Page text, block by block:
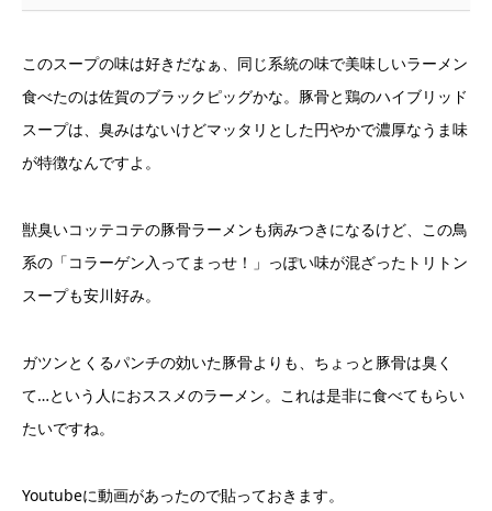
このスープの味は好きだなぁ、同じ系統の味で美味しいラーメン
食べたのは佐賀のブラックピッグかな。豚骨と鶏のハイブリッド
スープは、臭みはないけどマッタリとした円やかで濃厚なうま味
が特徴なんですよ。
獣臭いコッテコテの豚骨ラーメンも病みつきになるけど、この鳥
系の「コラーゲン入ってまっせ！」っぽい味が混ざったトリトン
スープも安川好み。
ガツンとくるパンチの効いた豚骨よりも、ちょっと豚骨は臭く
て…という人におススメのラーメン。これは是非に食べてもらい
たいですね。
Youtubeに動画があったので貼っておきます。